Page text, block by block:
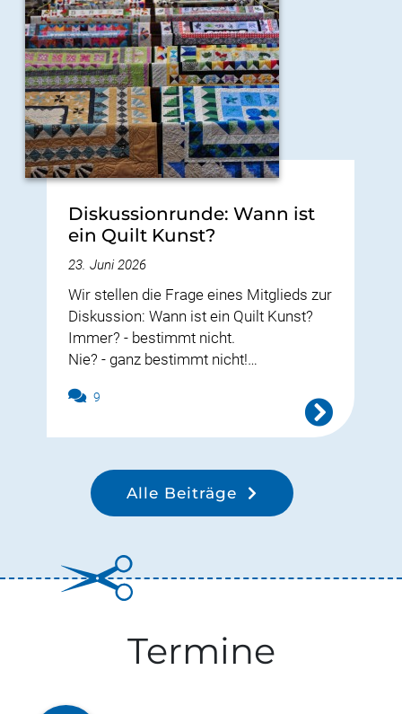
Diskussionrunde: Wann ist
ein Quilt Kunst?
23. Juni 2026
Wir stellen die Frage eines Mitglieds zur
Diskussion: Wann ist ein Quilt Kunst?
Immer? - bestimmt nicht.
Nie? - ganz bestimmt nicht!…
9
Alle Beiträge
Termine